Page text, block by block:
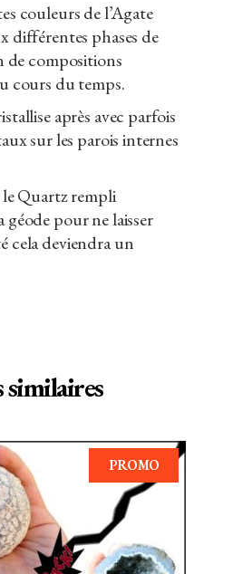
couleurs de l’Agate
différentes phases de
de compositions
cours du temps.
après avec parfois
sur les parois internes
le Quartz rempli
pour ne laisser
cela deviendra un
PROMO
Ce